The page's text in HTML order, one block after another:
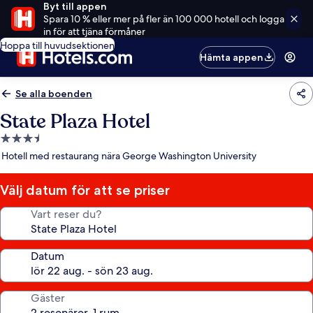
Byt till appen
Spara 10 % eller mer på fler än 100 000 hotell och logga
in för att tjäna förmåner
Hoppa till huvudsektionen
Hämta appen
Se alla boenden
State Plaza Hotel
3.5-
stjärnigt
Hotell med restaurang nära George Washington University
Välj datum för att se priser
Vart reser du?
Datum
Gäster